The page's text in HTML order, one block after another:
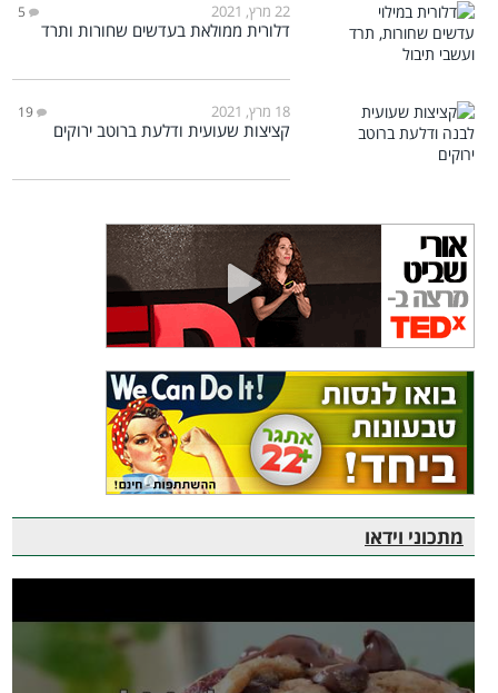
22 מרץ, 2021 5
דלורית ממולאת בעדשים שחורות ותרד
18 מרץ, 2021 19
קציצות שעועית ודלעת ברוטב ירוקים
מתכוני וידאו